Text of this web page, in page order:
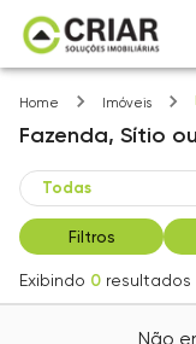
Home Imóveis
Fazenda, Sítio
Filtros
Exibindo 0 resultados
Não